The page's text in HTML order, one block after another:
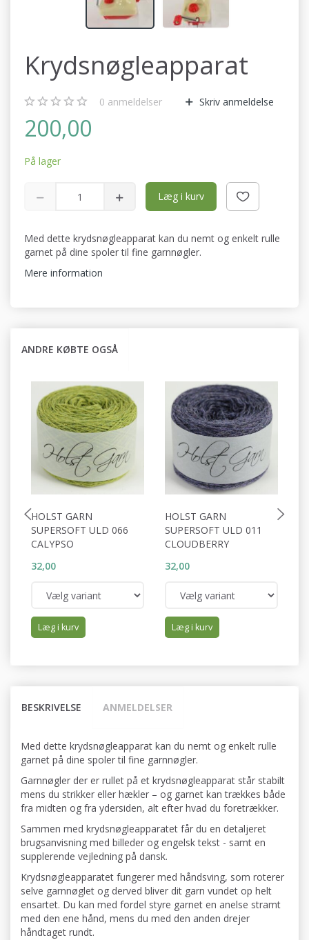
Krydsnøgleapparat
0 anmeldelser Skriv anmeldelse
200,00
På lager
Læg i kurv
Med dette krydsnøgleapparat kan du nemt og enkelt rulle
garnet på dine spoler til fine garnnøgler.
Mere information
ANDRE KØBTE OGSÅ
HOLST GARN
SUPERSOFT ULD 066
CALYPSO
32,00
Læg i kurv
HOLST GARN
SUPERSOFT ULD 011
CLOUDBERRY
32,00
Læg i kurv
BESKRIVELSE ANMELDELSER
Med dette krydsnøgleapparat kan du nemt og enkelt rulle
garnet på dine spoler til fine garnnøgler.
Garnnøgler der er rullet på et krydsnøgleapparat står stabilt
mens du strikker eller hækler – og garnet kan trækkes både
fra midten og fra ydersiden, alt efter hvad du foretrækker.
Sammen med krydsnøgleapparatet får du en detaljeret
brugsanvisning med billeder og engelsk tekst - samt en
supplerende vejledning på dansk.
Krydsnøgleapparatet fungerer med håndsving, som roterer
selve garnnøglet og derved bliver dit garn vundet op helt
ensartet. Du kan med fordel styre garnet en anelse stramt
med den ene hånd, mens du med den anden drejer
håndtaget rundt.